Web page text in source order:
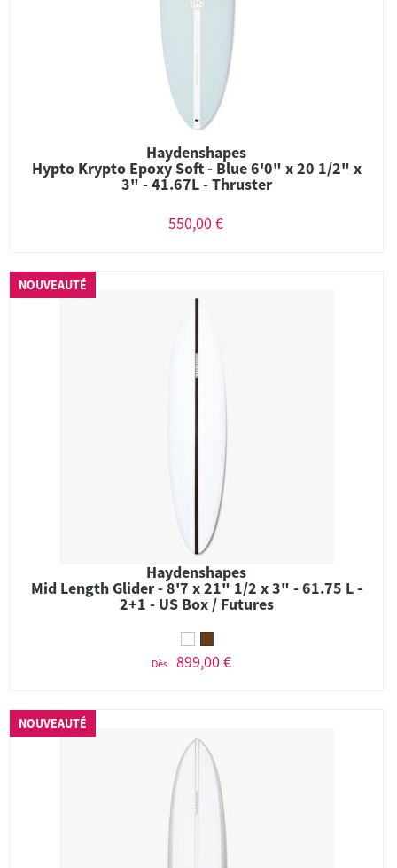
Haydenshapes
Hypto Krypto Epoxy Soft - Blue 6'0" x 20 1/2" x
3" - 41.67L - Thruster
550,00 €
NOUVEAUTÉ
Haydenshapes
Mid Length Glider - 8'7 x 21" 1/2 x 3" - 61.75 L -
2+1 - US Box / Futures
Dès 899,00 €
NOUVEAUTÉ